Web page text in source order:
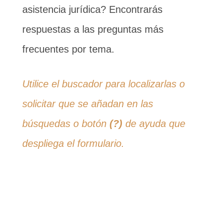
asistencia jurídica? Encontrarás
respuestas a las preguntas más
frecuentes por tema.
Utilice el buscador para localizarlas o
solicitar que se añadan en las
búsquedas o botón (?) de ayuda que
despliega el formulario.